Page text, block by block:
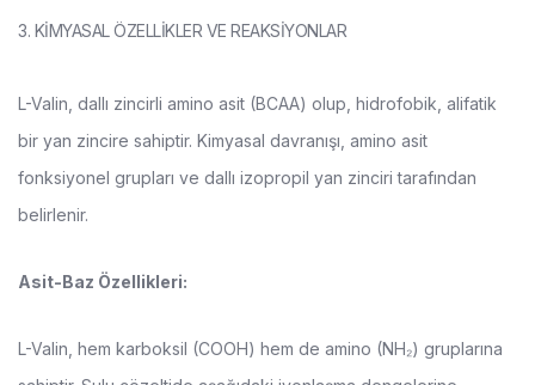
3. KİMYASAL ÖZELLİKLER VE REAKSİYONLAR
L-Valin, dallı zincirli amino asit (BCAA) olup, hidrofobik, alifatik
bir yan zincire sahiptir. Kimyasal davranışı, amino asit
fonksiyonel grupları ve dallı izopropil yan zinciri tarafından
belirlenir.
Asit-Baz Özellikleri:
L-Valin, hem karboksil (COOH) hem de amino (NH₂) gruplarına